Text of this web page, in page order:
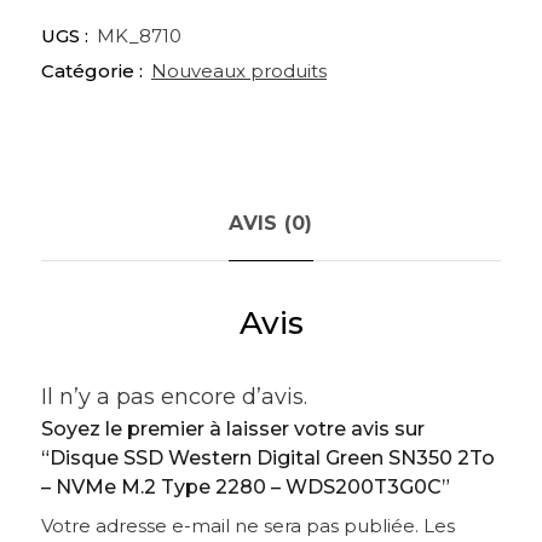
UGS : MK_8710
Catégorie : Nouveaux produits
AVIS (0)
Avis
Il n’y a pas encore d’avis.
Soyez le premier à laisser votre avis sur
“Disque SSD Western Digital Green SN350 2To
– NVMe M.2 Type 2280 – WDS200T3G0C”
Votre adresse e-mail ne sera pas publiée. Les